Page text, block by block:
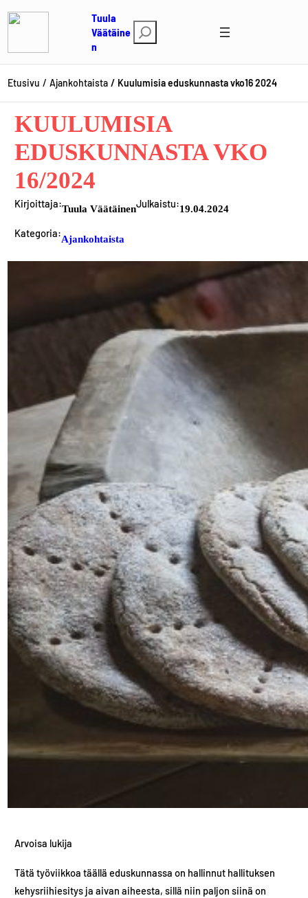
sisältöön
Tuula
Väätäine
n
t
s
i
Etusivu Ajankohtaista Kuulumisia eduskunnasta vko16 2024
KUULUMISIA
EDUSKUNNASTA VKO
16/2024
Kirjoittaja:Tuula VäätäinenJulkaistu:19.04.2024
Kategoria:Ajankohtaista
Arvoisa lukija
Tätä työviikkoa täällä eduskunnassa on hallinnut hallituksen
kehysriihiesitys ja aivan aiheesta, sillä niin paljon siinä on